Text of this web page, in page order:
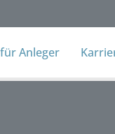
Anleger